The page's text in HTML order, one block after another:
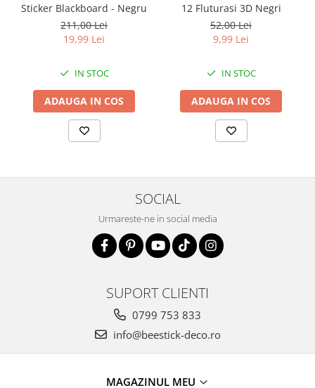
Sticker Blackboard - Negru
211,00 Lei
19,99 Lei
IN STOC
ADAUGA IN COS
12 Fluturasi 3D Negri
52,00 Lei
9,99 Lei
IN STOC
ADAUGA IN COS
SOCIAL
Urmareste-ne in social media
SUPORT CLIENTI
0799 753 833
info@beestick-deco.ro
MAGAZINUL MEU